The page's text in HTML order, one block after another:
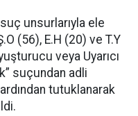
unsurlarıyla ele
(56), E.H (20) ve T.Y
veya Uyarıcı
suçundan adli
tutuklanarak